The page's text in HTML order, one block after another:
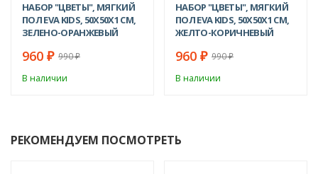
НАБОР "ЦВЕТЫ", МЯГКИЙ
ПОЛ EVA KIDS, 50Х50Х1 СМ,
ЗЕЛЕНО-ОРАНЖЕВЫЙ
960 ₽ 990₽
В наличии
НАБОР "ЦВЕТЫ", МЯГКИЙ
ПОЛ EVA KIDS, 50Х50Х1 СМ,
ЖЕЛТО-КОРИЧНЕВЫЙ
960 ₽ 990₽
В наличии
РЕКОМЕНДУЕМ ПОСМОТРЕТЬ